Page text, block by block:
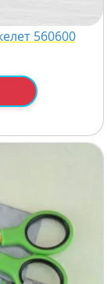
560600